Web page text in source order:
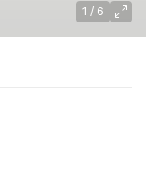
1 / 6